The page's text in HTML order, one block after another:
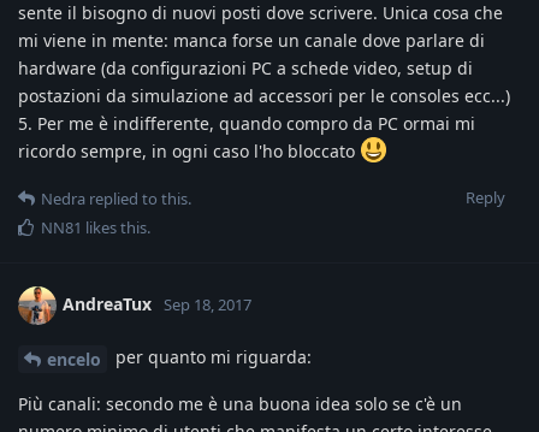
sente il bisogno di nuovi posti dove scrivere. Unica cosa che
mi viene in mente: manca forse un canale dove parlare di
hardware (da configurazioni PC a schede video, setup di
postazioni da simulazione ad accessori per le consoles ecc...)
5. Per me è indifferente, quando compro da PC ormai mi
ricordo sempre, in ogni caso l'ho bloccato
Reply
Nedra replied to this.
NN81 likes this.
AndreaTux Sep 18, 2017
encelo per quanto mi riguarda:
Più canali: secondo me è una buona idea solo se c'è un